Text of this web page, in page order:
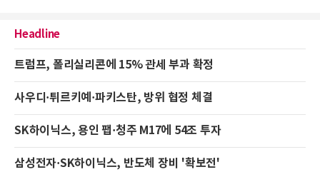
Headline
트럼프, 폴리실리콘에 15% 관세 부과 확정
사우디·튀르키예·파키스탄, 방위 협정 체결
SK하이닉스, 용인 팹·청주 M17에 54조 투자
삼성전자·SK하이닉스, 반도체 장비 '확보전'